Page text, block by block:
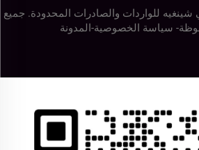
للواردات والصادرات المحدودة. جميع
سياسة الخصوصية-المدونة